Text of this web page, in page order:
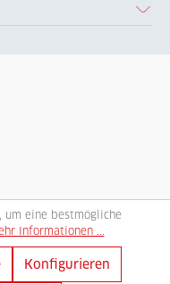
um eine bestmögliche
Informationen ...
Konfigurieren